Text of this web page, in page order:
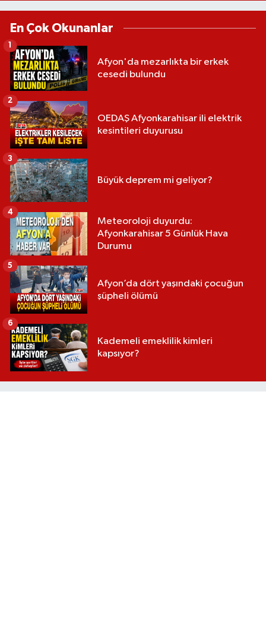
En Çok Okunanlar
Afyon'da mezarlıkta bir erkek
cesedi bulundu
1
OEDAŞ Afyonkarahisar ili elektrik
kesintileri duyurusu
2
Büyük deprem mi geliyor?
3
Meteoroloji duyurdu:
Afyonkarahisar 5 Günlük Hava
Durumu
4
Afyon’da dört yaşındaki çocuğun
şüpheli ölümü
5
Kademeli emeklilik kimleri
kapsıyor?
6